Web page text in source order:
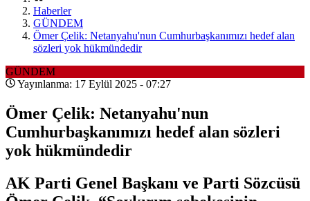
Haberler
GÜNDEM
Ömer Çelik: Netanyahu'nun Cumhurbaşkanımızı hedef alan
sözleri yok hükmündedir
GÜNDEM
Yayınlanma: 17 Eylül 2025 - 07:27
Ömer Çelik: Netanyahu'nun
Cumhurbaşkanımızı hedef alan sözleri
yok hükmündedir
AK Parti Genel Başkanı ve Parti Sözcüsü